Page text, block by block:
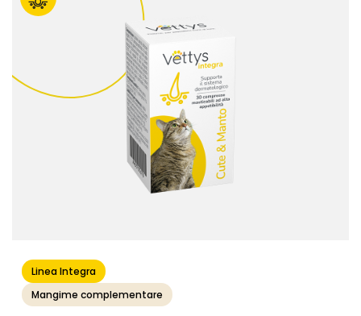
Linea Integra
Mangime complementare